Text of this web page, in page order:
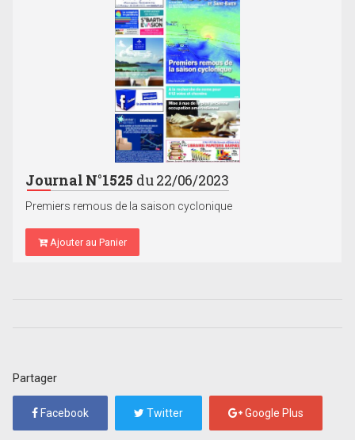
Journal N°1525 du 22/06/2023
Premiers remous de la saison cyclonique
Ajouter au Panier
Partager
Facebook Twitter Google Plus